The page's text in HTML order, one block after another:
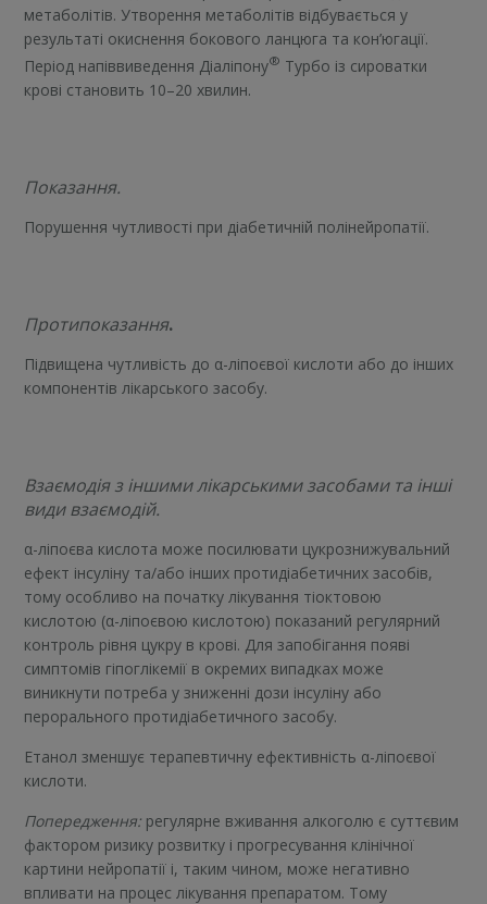
метаболітів. Утворення метаболітів відбувається у
результаті окиснення бокового ланцюга та кон’югації.
Період напіввиведення Діаліпону® Турбо із сироватки
крові становить 10–20 хвилин.
Показання.
Порушення чутливості при діабетичній полінейропатії.
Протипоказання.
Підвищена чутливість до α-ліпоєвої кислоти або до інших
компонентів лікарського засобу.
Взаємодія з іншими лікарськими засобами та інші
види взаємодій.
α-ліпоєва кислота може посилювати цукрознижувальний
ефект інсуліну та/або інших протидіабетичних засобів,
тому особливо на початку лікування тіоктовою
кислотою (α-ліпоєвою кислотою) показаний регулярний
контроль рівня цукру в крові. Для запобігання появі
симптомів гіпоглікемії в окремих випадках може
виникнути потреба у зниженні дози інсуліну або
перорального протидіабетичного засобу.
Етанол зменшує терапевтичну ефективність α-ліпоєвої
кислоти.
Попередження: регулярне вживання алкоголю є суттєвим
фактором ризику розвитку і прогресування клінічної
картини нейропатії і, таким чином, може негативно
впливати на процес лікування препаратом. Тому